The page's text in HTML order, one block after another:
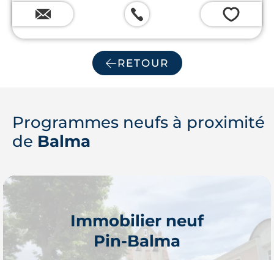
💗
RETOUR
Programmes neufs à proximité
de Balma
Immobilier neuf
Pin-Balma